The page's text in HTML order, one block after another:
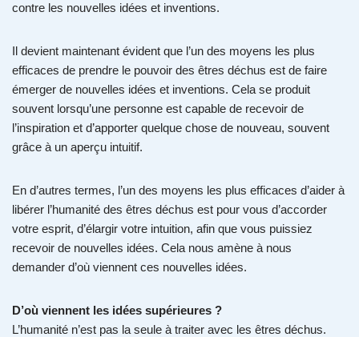
contre les nouvelles idées et inventions.
Il devient maintenant évident que l’un des moyens les plus
efficaces de prendre le pouvoir des êtres déchus est de faire
émerger de nouvelles idées et inventions. Cela se produit
souvent lorsqu’une personne est capable de recevoir de
l’inspiration et d’apporter quelque chose de nouveau, souvent
grâce à un aperçu intuitif.
En d’autres termes, l’un des moyens les plus efficaces d’aider à
libérer l’humanité des êtres déchus est pour vous d’accorder
votre esprit, d’élargir votre intuition, afin que vous puissiez
recevoir de nouvelles idées. Cela nous amène à nous
demander d’où viennent ces nouvelles idées.
D’où viennent les idées supérieures ?
L’humanité n’est pas la seule à traiter avec les êtres déchus.